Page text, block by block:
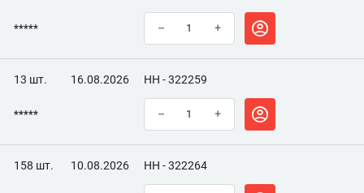
***** – +
13 шт. 16.08.2026 НН - 322259
***** – +
158 шт. 10.08.2026 НН - 322264